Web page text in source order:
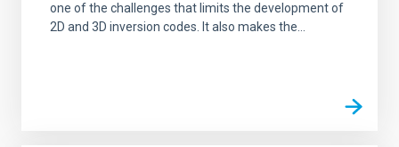
one of the challenges that limits the development of
2D and 3D inversion codes. It also makes the...